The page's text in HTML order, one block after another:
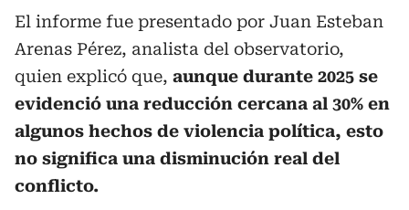
El informe fue presentado por Juan Esteban
Arenas Pérez, analista del observatorio,
quien explicó que, aunque durante 2025 se
evidenció una reducción cercana al 30% en
algunos hechos de violencia política, esto
no significa una disminución real del
conflicto.